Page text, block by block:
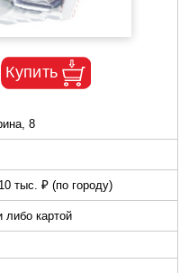
8
тыс. ₽ (по городу)
либо картой